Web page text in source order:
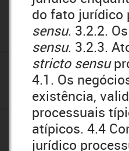
do fato jurídico
sensu. 3.2.2.
sensu. 3.2.3.
stricto sensu
4.1. Os
existência,
processuais
atípicos. 4.4
jurídico